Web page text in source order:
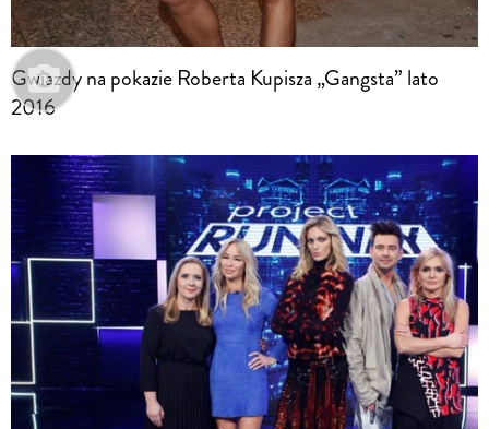
Gwiazdy na pokazie Roberta Kupisza „Gangsta” lato
2016